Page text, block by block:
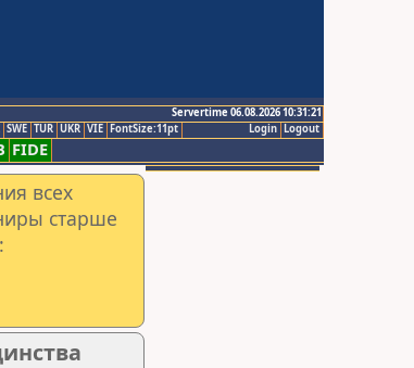
Servertime 06.08.2026 10:31:21
Logout
Login
SWE TUR UKR VIE FontSize:11pt
FIDE
всех
старше